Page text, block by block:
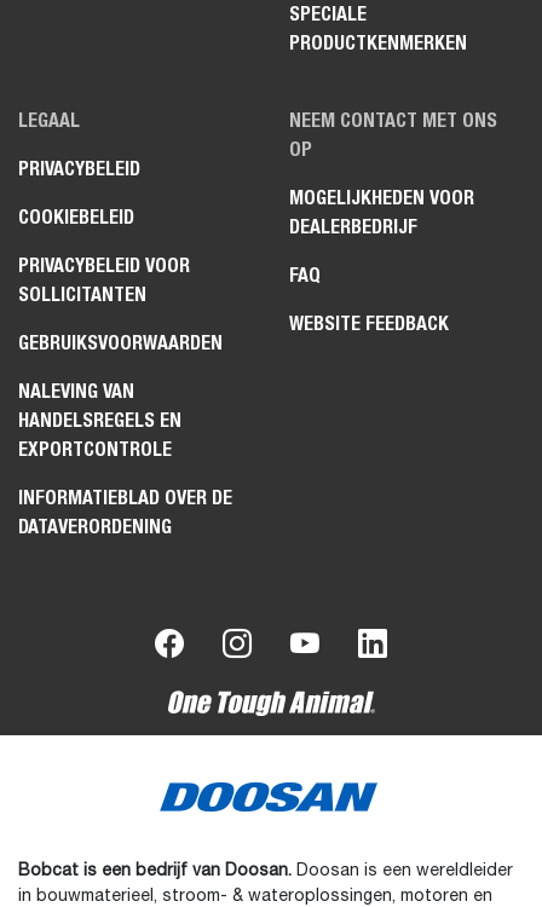
SPECIALE
PRODUCTKENMERKEN
LEGAAL
PRIVACYBELEID
COOKIEBELEID
PRIVACYBELEID VOOR
SOLLICITANTEN
GEBRUIKSVOORWAARDEN
NALEVING VAN
HANDELSREGELS EN
EXPORTCONTROLE
INFORMATIEBLAD OVER DE
DATAVERORDENING
NEEM CONTACT MET ONS
OP
MOGELIJKHEDEN VOOR
DEALERBEDRIJF
FAQ
WEBSITE FEEDBACK
Bobcat is een bedrijf van Doosan. Doosan is een wereldleider
in bouwmaterieel, stroom- & wateroplossingen, motoren en